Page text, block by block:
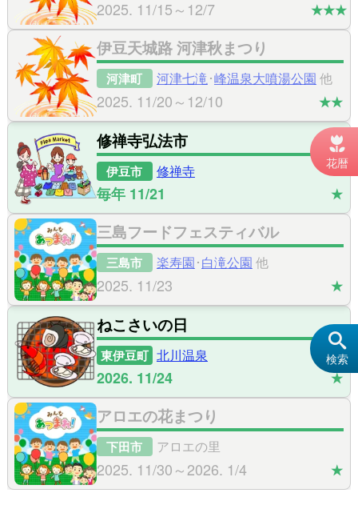
2025. 11/15～12/7 ★★★
伊豆天城路 河津秋まつり
河津町 河津七滝･峰温泉大噴湯公園 他
2025. 11/20～12/10 ★★
修禅寺弘法市
伊豆市 修禅寺
毎年 11/21 ★
三島フードフェスティバル
三島市 楽寿園･白滝公園 他
2025. 11/23 ★
ねこさいの日
東伊豆町 北川温泉
2026. 11/24 ★
アロエの花まつり
下田市 アロエの里
2025. 11/30～2026. 1/4 ★

花暦

検索